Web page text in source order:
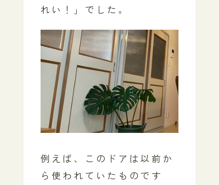
れい！」でした。
例えば、このドアは以前か
ら使われていたものです